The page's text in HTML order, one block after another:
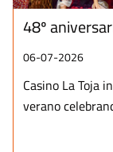
48º
06-07-2026
Casino La Toja
verano